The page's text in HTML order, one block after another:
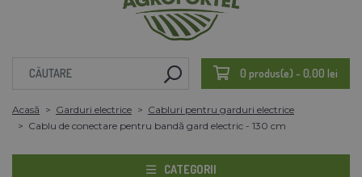
0 produs(e) - 0,00 lei
Acasă Garduri electrice
Cabluri pentru garduri electrice
Cablu de conectare pentru bandă gard electric - 130 cm
CATEGORII